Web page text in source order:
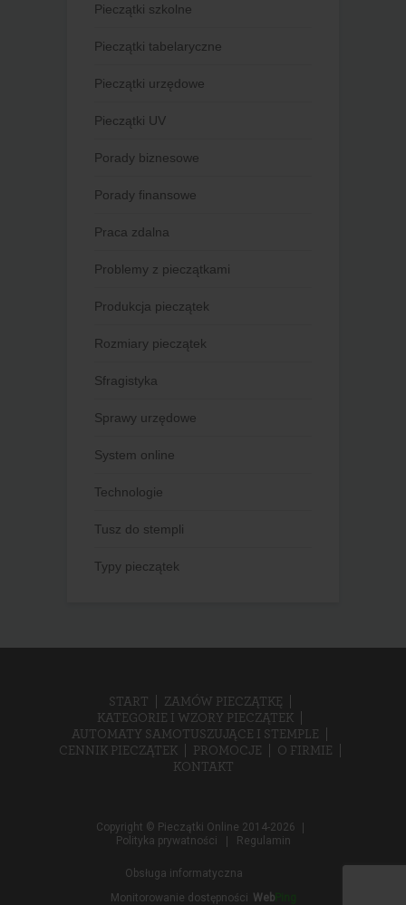
Pieczątki szkolne
Pieczątki tabelaryczne
Pieczątki urzędowe
Pieczątki UV
Porady biznesowe
Porady finansowe
Praca zdalna
Problemy z pieczątkami
Produkcja pieczątek
Rozmiary pieczątek
Sfragistyka
Sprawy urzędowe
System online
Technologie
Tusz do stempli
Typy pieczątek
START
ZAMÓW PIECZĄTKĘ
KATEGORIE I WZORY PIECZĄTEK
AUTOMATY SAMOTUSZUJĄCE I STEMPLE
CENNIK PIECZĄTEK
PROMOCJE
O FIRMIE
KONTAKT
Copyright © Pieczątki Online 2014-2026
Polityka prywatności
Regulamin
Obsługa informatyczna
Monitorowanie dostępności WebPing